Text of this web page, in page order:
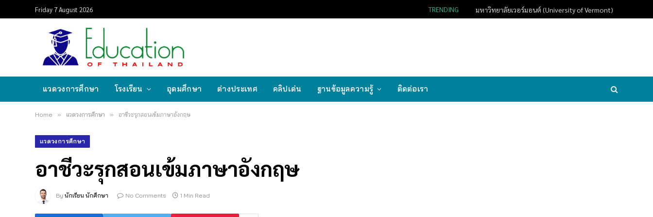
Friday 7 August 2026 TRENDING มหาวิทยาลัยเวอร์มอนต์ (University of Vermont)
แวดวงการศึกษา โรงเรียน อุดมศึกษา ต่างประเทศ คลิปเด่น ฐานข้อมูลความรู้ ติดต่อเรา
Home » แวดวงการศึกษา » อาชีวะรุกสอนเข้มภาษาอังกฤษ
แวดวงการศึกษา
อาชีวะรุกสอนเข้มภาษาอังกฤษ
By นักเรียน นักศึกษา No Comments 1 Min Read